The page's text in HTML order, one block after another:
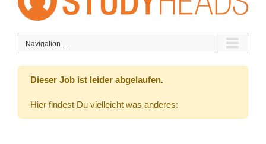
Navigation ...
Dieser Job ist leider abgelaufen.
Hier findest Du vielleicht was anderes: